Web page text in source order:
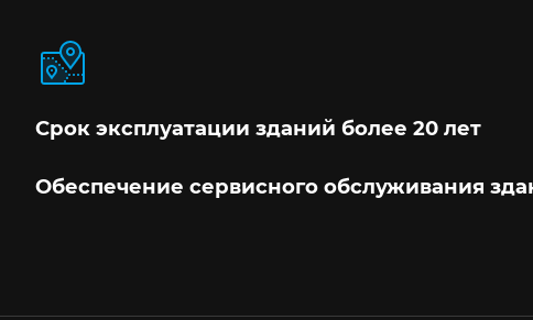
Срок эксплуатации зданий более 20 лет
Обеспечение сервисного обслуживания